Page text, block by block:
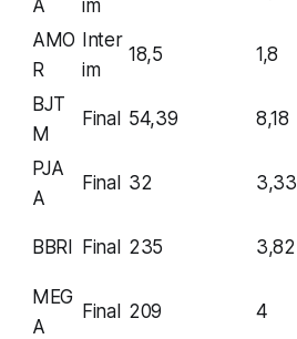
A
im
AMO
R
Inter
im
18,5 1,8
BJT
M
Final 54,39 8,18
PJA
A
Final 32
BBRI Final 235 3,82
MEG
A
Final 209 4